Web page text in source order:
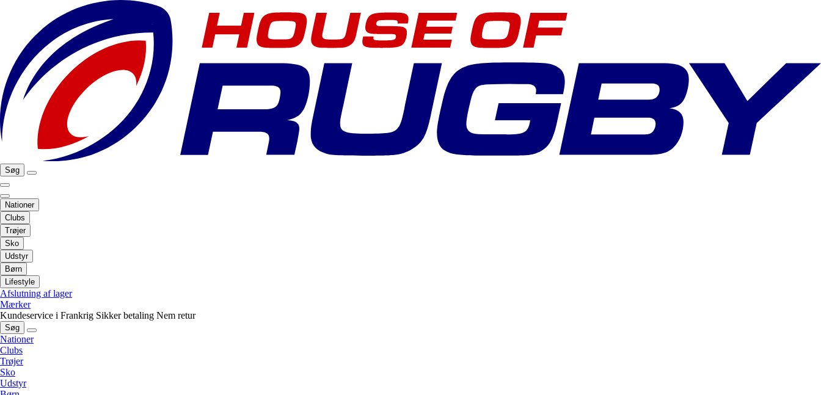
Søg
Nationer
Clubs
Trøjer
Sko
Udstyr
Børn
Lifestyle
Afslutning af lager
Mærker
Kundeservice i Frankrig Sikker betaling Nem retur
Søg
Nationer
Clubs
Trøjer
Sko
Udstyr